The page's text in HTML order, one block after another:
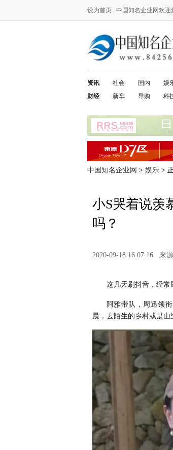
设为首页 中国知名企业网欢迎
资讯
财经
社会
新车
国内
导购
娱
科
中国知名企业网 > 娱乐 >
小S哭着说羡
吗？
2020-09-18 16:07:16 来
这几天刷抖音，经
阿雅带队，周迅领
晨，去陌生的乡村或是山